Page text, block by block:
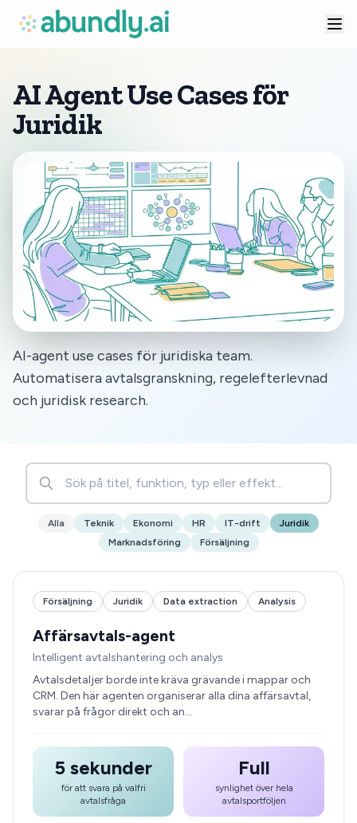
AI Agent Use Cases för
Juridik
AI-agent use cases för juridiska team.
Automatisera avtalsgranskning, regelefterlevnad
och juridisk research.
Alla Teknik Ekonomi HR IT-drift
Juridik
Marknadsföring
Försäljning
Försäljning Juridik Data extraction Analysis
Affärsavtals-agent
Intelligent avtalshantering och analys
Avtalsdetaljer borde inte kräva grävande i mappar och
CRM. Den här agenten organiserar alla dina affärsavtal,
svarar på frågor direkt och an…
5 sekunder
för att svara på valfri
avtalsfråga
Full
synlighet över hela
avtalsportföljen